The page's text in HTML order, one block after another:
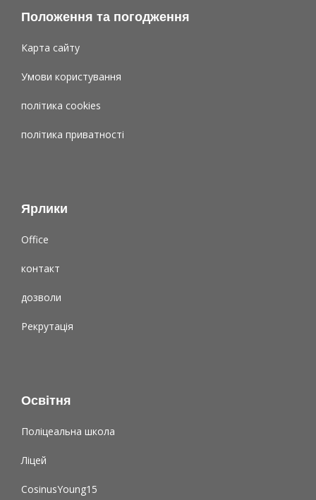
Положення та погодження
Карта сайту
Умови користування
політика cookies
політика приватності
Ярлики
Office
контакт
дозволи
Рекрутація
Освітня
Поліцеальна школа
Ліцей
CosinusYoung15